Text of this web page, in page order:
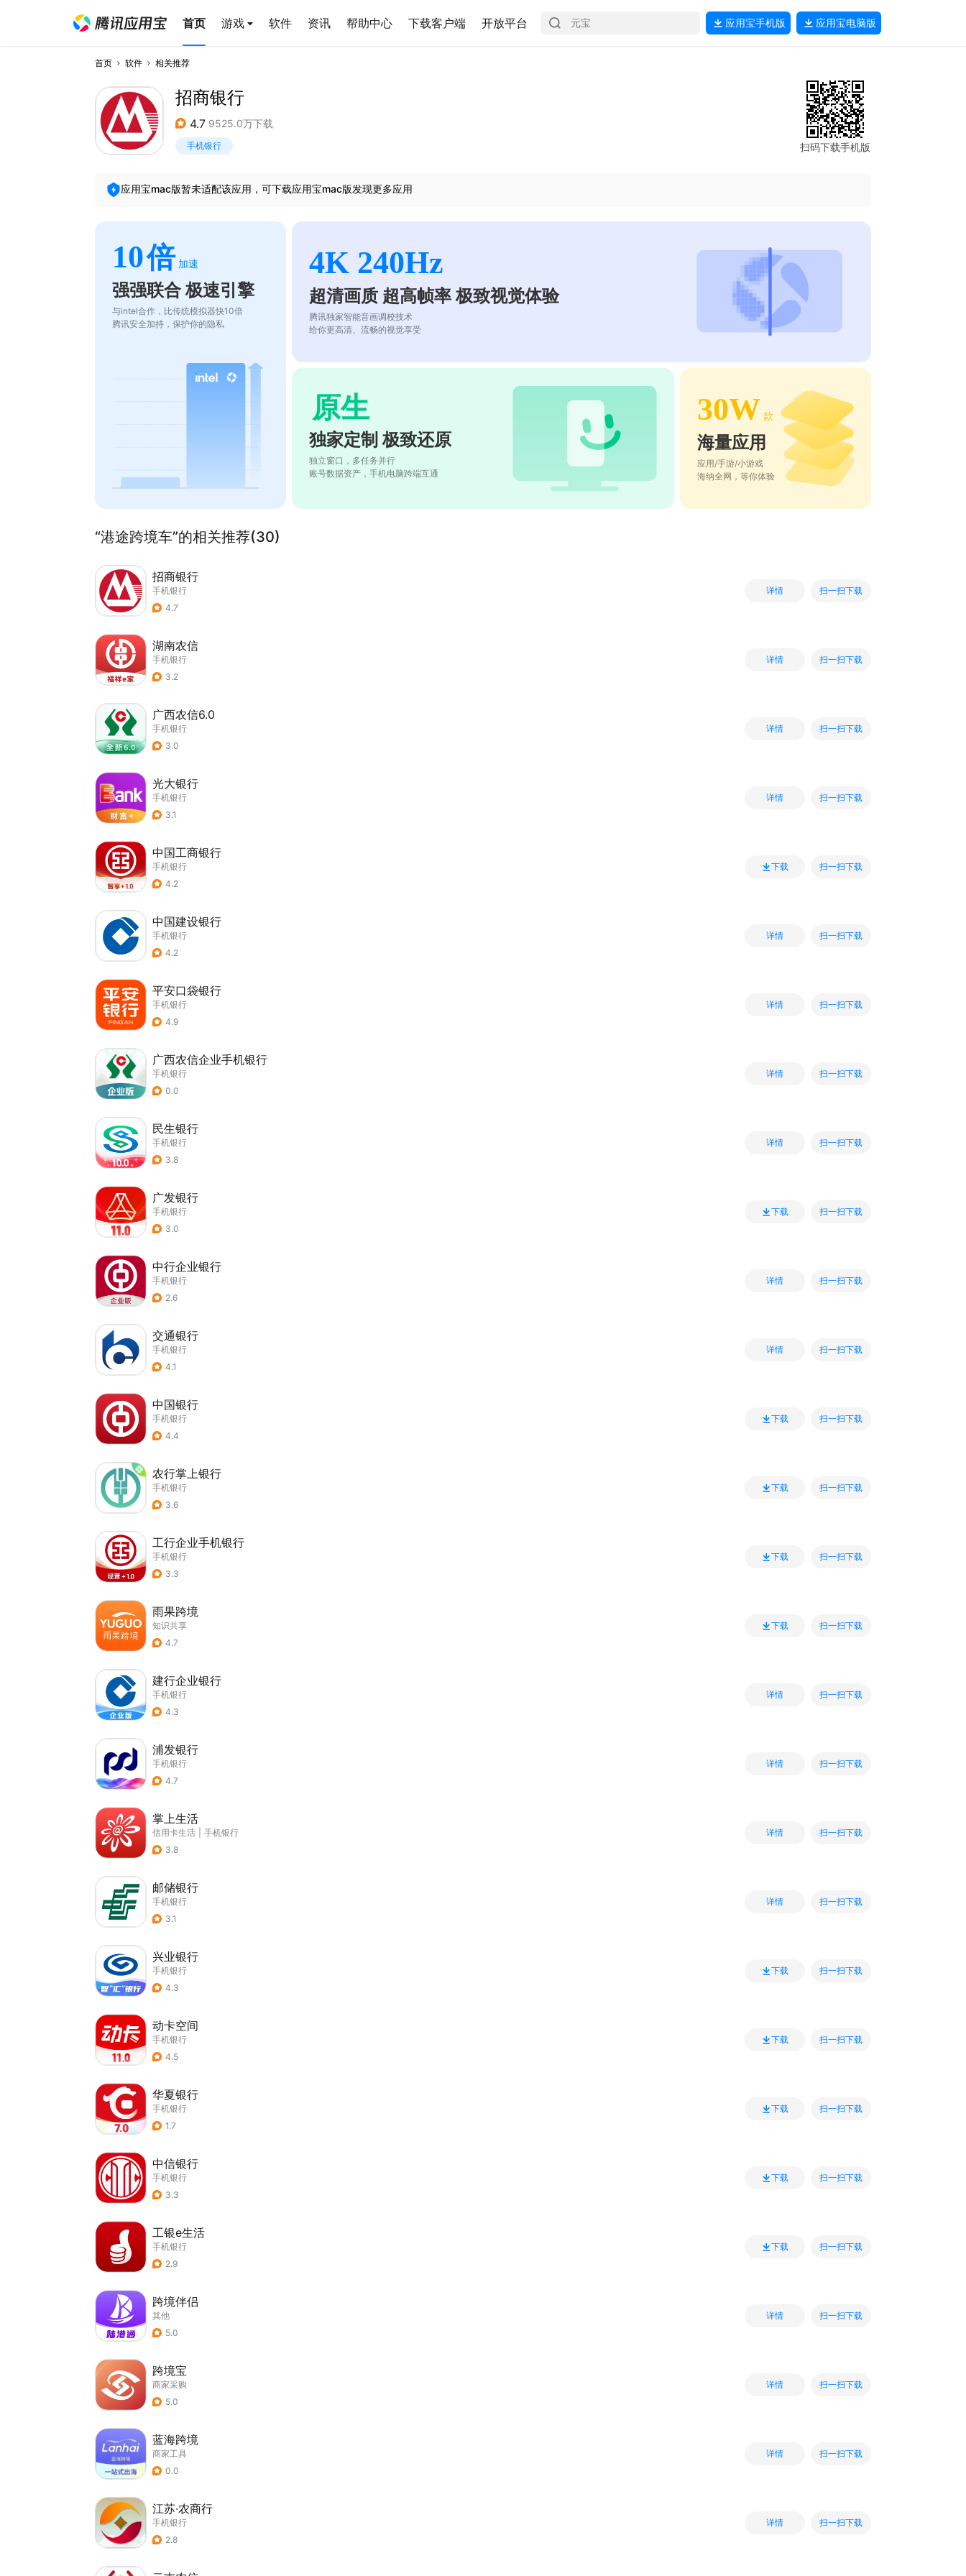
首页 游戏 软件 资讯 帮助中心 下载客户端 开放平台 应用宝手机版 应用宝电脑版
首页 软件 相关推荐
招商银行
4.7 9525.0万下载
手机银行 扫码下载手机版
应用宝mac版暂未适配该应用，可下载应用宝mac版发现更多应用
10倍 加速
强强联合 极速引擎
与intel合作，比传统模拟器快10倍
腾讯安全加持，保护你的隐私
4K 240Hz
超清画质 超高帧率 极致视觉体验
腾讯独家智能音画调校技术
给你更高清、流畅的视觉享受
原生
独家定制 极致还原
独立窗口，多任务并行
账号数据资产，手机电脑跨端互通
30W 款
海量应用
应用/手游/小游戏
海纳全网，等你体验
“港途跨境车”的相关推荐(30)
招商银行
手机银行
4.7
详情 扫一扫下载
湖南农信
手机银行
3.2
详情 扫一扫下载
广西农信6.0
手机银行
3.0
详情 扫一扫下载
光大银行
手机银行
3.1
详情 扫一扫下载
中国工商银行
手机银行
4.2
下载 扫一扫下载
中国建设银行
手机银行
4.2
详情 扫一扫下载
平安口袋银行
手机银行
4.9
详情 扫一扫下载
广西农信企业手机银行
手机银行
0.0
详情 扫一扫下载
民生银行
手机银行
3.8
详情 扫一扫下载
广发银行
手机银行
3.0
下载 扫一扫下载
中行企业银行
手机银行
2.6
详情 扫一扫下载
交通银行
手机银行
4.1
详情 扫一扫下载
中国银行
手机银行
4.4
下载 扫一扫下载
农行掌上银行
手机银行
3.6
下载 扫一扫下载
工行企业手机银行
手机银行
3.3
下载 扫一扫下载
雨果跨境
知识共享
4.7
下载 扫一扫下载
建行企业银行
手机银行
4.3
详情 扫一扫下载
浦发银行
手机银行
4.7
详情 扫一扫下载
掌上生活
信用卡生活
手机银行
3.8
详情 扫一扫下载
邮储银行
手机银行
3.1
详情 扫一扫下载
兴业银行
手机银行
4.3
下载 扫一扫下载
动卡空间
手机银行
4.5
下载 扫一扫下载
华夏银行
手机银行
1.7
下载 扫一扫下载
中信银行
手机银行
3.3
下载 扫一扫下载
工银e生活
手机银行
2.9
下载 扫一扫下载
跨境伴侣
其他
5.0
详情 扫一扫下载
跨境宝
商家采购
5.0
详情 扫一扫下载
蓝海跨境
商家工具
0.0
详情 扫一扫下载
江苏·农商行
手机银行
2.8
详情 扫一扫下载